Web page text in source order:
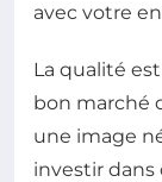
avec votre
La qualité
bon marché
une image
investir dans